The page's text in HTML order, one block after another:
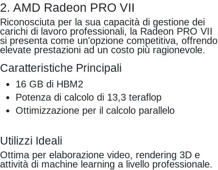
2. AMD Radeon PRO VII
Riconosciuta per la sua capacità di gestione dei
carichi di lavoro professionali, la Radeon PRO VII
si presenta come un'opzione competitiva, offrendo
elevate prestazioni ad un costo più ragionevole.
Caratteristiche Principali
16 GB di HBM2
Potenza di calcolo di 13,3 teraflop
Ottimizzazione per il calcolo parallelo
Utilizzi Ideali
Ottima per elaborazione video, rendering 3D e
attività di machine learning a livello professionale.